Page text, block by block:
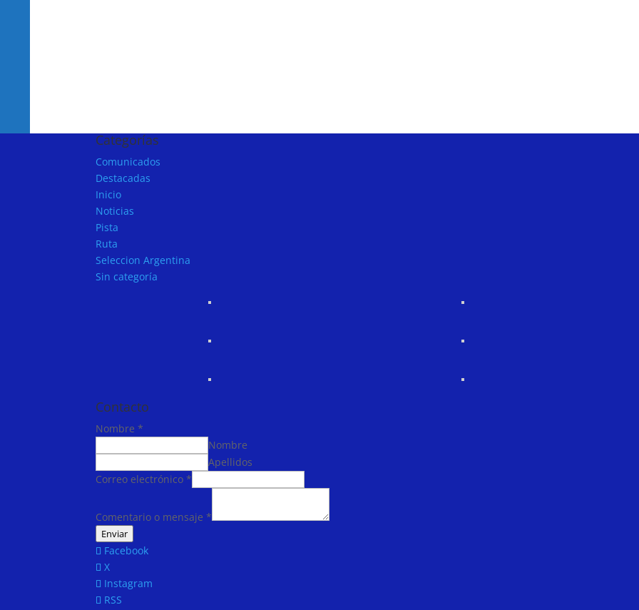
Categorías
Comunicados
Destacadas
Inicio
Noticias
Pista
Ruta
Seleccion Argentina
Sin categoría
Contacto
Nombre*
Nombre
Apellidos
Correo electrónico*
Comentario o mensaje*
Enviar
Facebook
X
Instagram
RSS